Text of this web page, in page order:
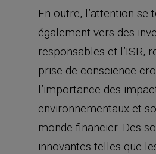
En outre, l’attention se
également vers des
responsables et l’ISR,
prise de conscience
l’importance des
environnementaux et
monde financier. Des
innovantes telles que